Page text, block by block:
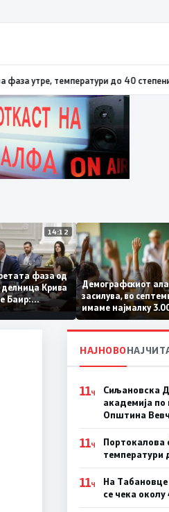
температури до 40 степени20:22
14:12
третата фаза од
делница Крива
Баир:
да заврши на
во слепа
Демографскиот
засилува, во
имаме најмалку
првачиња
НАЈНОВО
11Ч
Сиљановска
академија
Општина
11Ч
Портокалова
температури
11Ч
На
се чека